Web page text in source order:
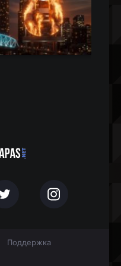
Поддержка